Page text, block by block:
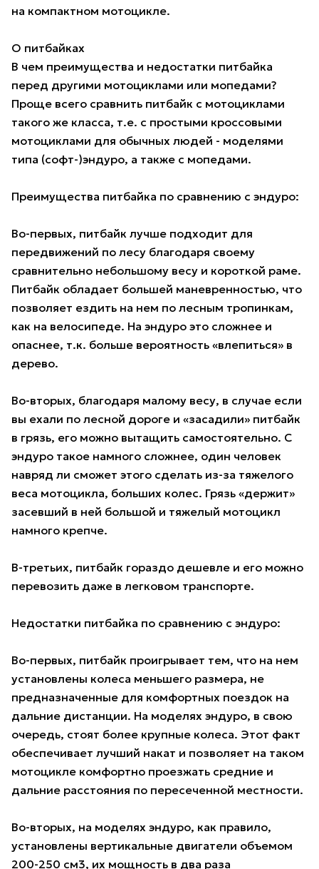
на компактном мотоцикле.
О питбайках
В чем преимущества и недостатки питбайка
перед другими мотоциклами или мопедами?
Проще всего сравнить питбайк с мотоциклами
такого же класса, т.е. с простыми кроссовыми
мотоциклами для обычных людей - моделями
типа (софт-)эндуро, а также с мопедами.
Преимущества питбайка по сравнению с эндуро:
Во-первых, питбайк лучше подходит для
передвижений по лесу благодаря своему
сравнительно небольшому весу и короткой раме.
Питбайк обладает большей маневренностью, что
позволяет ездить на нем по лесным тропинкам,
как на велосипеде. На эндуро это сложнее и
опаснее, т.к. больше вероятность «влепиться» в
дерево.
Во-вторых, благодаря малому весу, в случае если
вы ехали по лесной дороге и «засадили» питбайк
в грязь, его можно вытащить самостоятельно. С
эндуро такое намного сложнее, один человек
навряд ли сможет этого сделать из-за тяжелого
веса мотоцикла, больших колес. Грязь «держит»
засевший в ней большой и тяжелый мотоцикл
намного крепче.
В-третьих, питбайк гораздо дешевле и его можно
перевозить даже в легковом транспорте.
Недостатки питбайка по сравнению с эндуро:
Во-первых, питбайк проигрывает тем, что на нем
установлены колеса меньшего размера, не
предназначенные для комфортных поездок на
дальние дистанции. На моделях эндуро, в свою
очередь, стоят более крупные колеса. Этот факт
обеспечивает лучший накат и позволяет на таком
мотоцикле комфортно проезжать средние и
дальние расстояния по пересеченной местности.
Во-вторых, на моделях эндуро, как правило,
установлены вертикальные двигатели объемом
200-250 см3, их мощность в два раза